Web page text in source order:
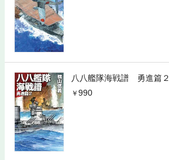
八八艦隊海戦譜 勇進篇２
990